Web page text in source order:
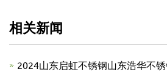
相关新闻
2024山东启虹不锈钢山东浩华不